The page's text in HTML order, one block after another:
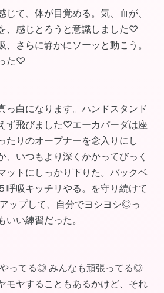
じて、体が目覚める。気、血が、
、感じとろうと意識しました♡
、さらに静かにソーッと動こう。
た♡
っ白になります。ハンドスタンド
ず飛びました♡エーカパーダは座
たりのオープナーを念入りにし
、いつもより深くかかってびっく
ットにしっかり下りた。バックベ
呼吸キッチリやる。を守り続けて
ップして、自分でヨシヨシ◎っ
いい練習だった。
ってる◎ みんなも頑張ってる◎
モヤすることもあるかけど、それ